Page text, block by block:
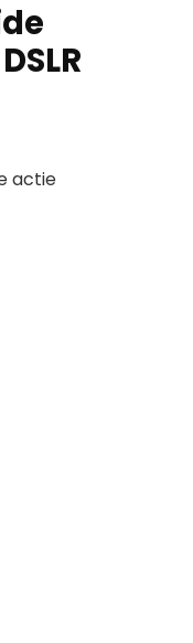
actie